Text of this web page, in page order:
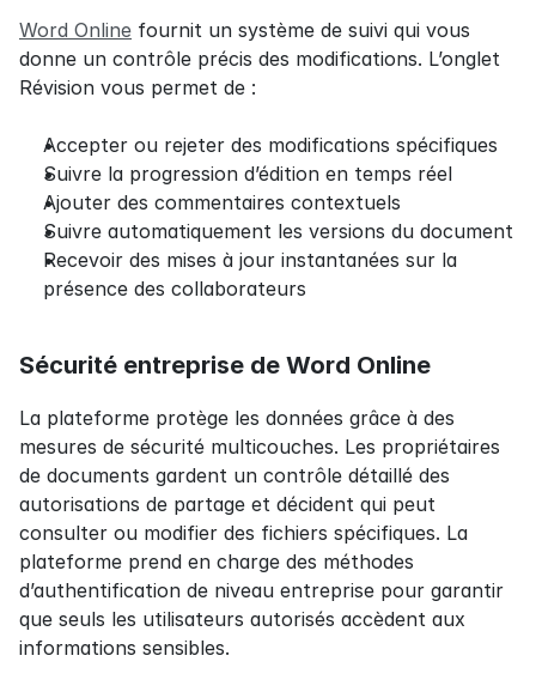
Word Online fournit un système de suivi qui vous
donne un contrôle précis des modifications. L’onglet
Révision vous permet de :
Accepter ou rejeter des modifications spécifiques
Suivre la progression d’édition en temps réel
Ajouter des commentaires contextuels
Suivre automatiquement les versions du document
Recevoir des mises à jour instantanées sur la
présence des collaborateurs
Sécurité entreprise de Word Online
La plateforme protège les données grâce à des
mesures de sécurité multicouches. Les propriétaires
de documents gardent un contrôle détaillé des
autorisations de partage et décident qui peut
consulter ou modifier des fichiers spécifiques. La
plateforme prend en charge des méthodes
d’authentification de niveau entreprise pour garantir
que seuls les utilisateurs autorisés accèdent aux
informations sensibles.